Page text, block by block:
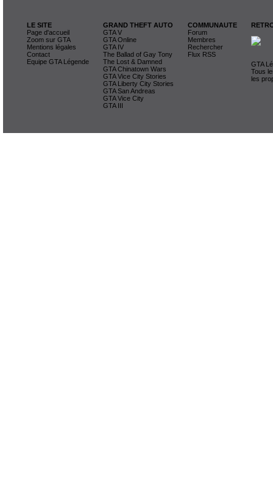
LE SITE
Page d'accueil
Zoom sur GTA
Mentions légales
Contact
Equipe GTA Légende
GRAND THEFT AUTO
GTA V
GTA Online
GTA IV
The Ballad of Gay Tony
The Lost & Damned
GTA Chinatown Wars
GTA Vice City Stories
GTA Liberty City Stories
GTA San Andreas
GTA Vice City
GTA III
COMMUNAUTE
Forum
Membres
Rechercher
Flux RSS
GTA
Tous
les